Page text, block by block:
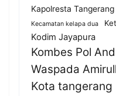
Kapolresta Tangerang
Kecamatan kelapa dua
Kodim Jayapura
Kombes Pol
Waspada
Kota tangerang